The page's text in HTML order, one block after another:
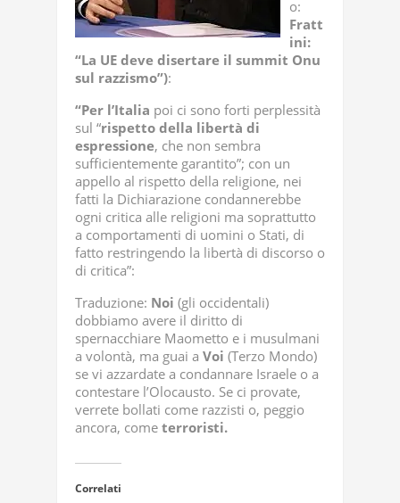
o:
Fratt
ini:
“La UE deve disertare il summit Onu
sul razzismo”):
“Per l’Italia poi ci sono forti perplessità
sul “rispetto della libertà di
espressione, che non sembra
sufficientemente garantito”; con un
appello al rispetto della religione, nei
fatti la Dichiarazione condannerebbe
ogni critica alle religioni ma soprattutto
a comportamenti di uomini o Stati, di
fatto restringendo la libertà di discorso o
di critica”:
Traduzione: Noi (gli occidentali)
dobbiamo avere il diritto di
spernacchiare Maometto e i musulmani
a volontà, ma guai a Voi (Terzo Mondo)
se vi azzardate a condannare Israele o a
contestare l’Olocausto. Se ci provate,
verrete bollati come razzisti o, peggio
ancora, come terroristi.
Correlati